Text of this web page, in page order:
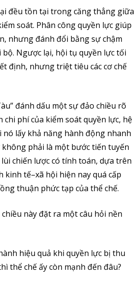
đều tồn tại trong căng thẳng giữa
soát. Phân công quyền lực giúp
nhưng đánh đổi bằng sự chậm
Ngược lại, hội tụ quyền lực tối
định, nhưng triệt tiêu các cơ chế
đánh dấu một sự đảo chiều rõ
chi phí của kiểm soát quyền lực, hệ
lấy khả năng hành động nhanh
phải là một bước tiến tuyến
chiến lược có tính toán, dựa trên
kinh tế–xã hội hiện nay quá cấp
thuận phức tạp của thể chế.
này đặt ra một câu hỏi nền
hiệu quả khi quyền lực bị thu
thể chế ấy còn mạnh đến đâu?